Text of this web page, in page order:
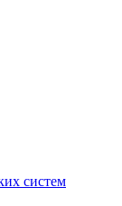
систем